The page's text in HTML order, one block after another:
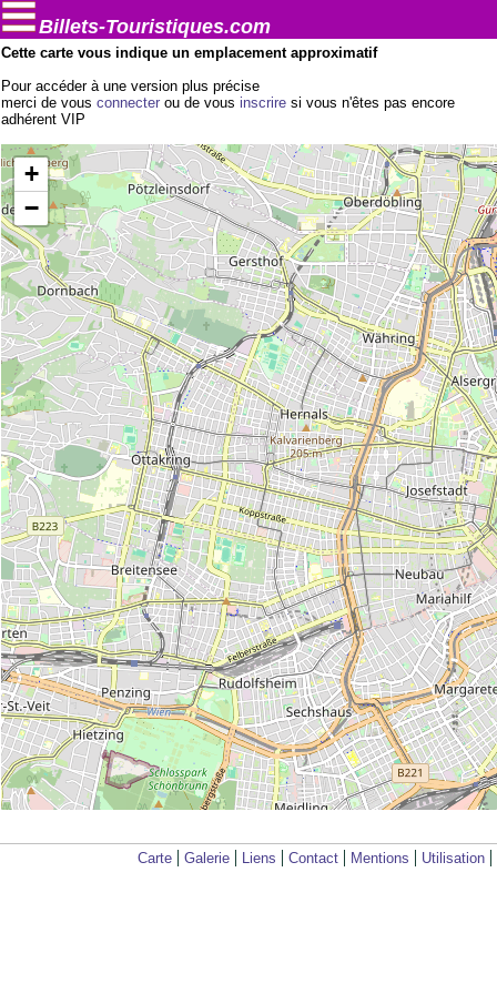
Billets-Touristiques.com
Cette carte vous indique un emplacement approximatif
Pour accéder à une version plus précise
merci de vous connecter ou de vous inscrire si vous n'êtes pas encore
adhérent VIP
+
−
Carte Galerie Liens Contact Mentions Utilisation